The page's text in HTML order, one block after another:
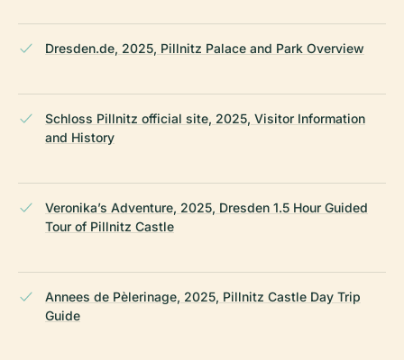
Dresden.de, 2025, Pillnitz Palace and Park Overview
Schloss Pillnitz official site, 2025, Visitor Information
and History
Veronika’s Adventure, 2025, Dresden 1.5 Hour Guided
Tour of Pillnitz Castle
Annees de Pèlerinage, 2025, Pillnitz Castle Day Trip
Guide